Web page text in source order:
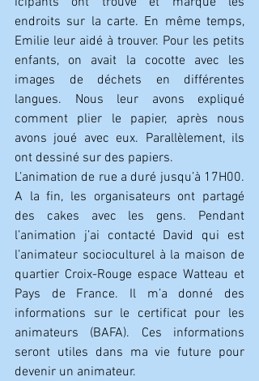
endroits sur la carte. En même temps,
Emilie leur aidé à trouver. Pour les petits
enfants, on avait la cocotte avec les
images de déchets en différentes
langues. Nous leur avons expliqué
comment plier le papier, après nous
avons joué avec eux. Parallèlement, ils
ont dessiné sur des papiers.
L’animation de rue a duré jusqu’à 17H00.
A la fin, les organisateurs ont partagé
des cakes avec les gens. Pendant
l’animation j’ai contacté David qui est
l’animateur socioculturel à la maison de
quartier Croix-Rouge espace Watteau et
Pays de France. Il m’a donné des
informations sur le certificat pour les
animateurs (BAFA). Ces informations
seront utiles dans ma vie future pour
devenir un animateur.